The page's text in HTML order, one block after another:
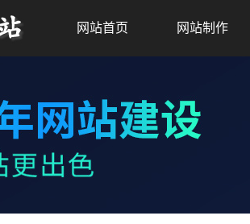
网站首页 网站制作